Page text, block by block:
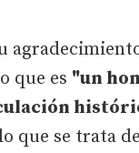
que es "un
que se trata